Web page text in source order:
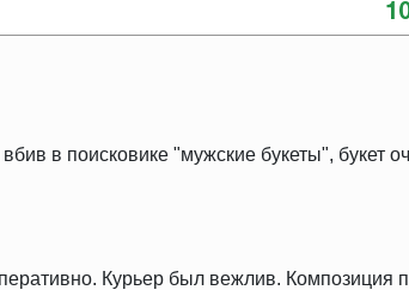
в поисковике "мужские букеты", букет
Курьер был вежлив. Композиция